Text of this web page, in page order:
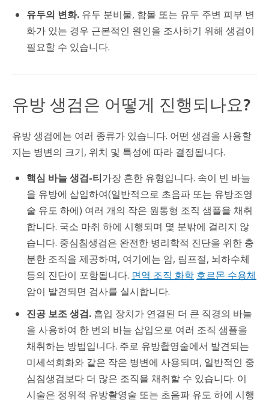
유두의 변화. 유두 분비물, 함몰 또는 유두 주변 피부 변
화가 있는 경우 근본적인 원인을 조사하기 위해 생검이
필요할 수 있습니다.
유방 생검은 어떻게 진행되나요?
유방 생검에는 여러 종류가 있습니다. 어떤 생검을 사용할
지는 병변의 크기, 위치 및 특성에 따라 결정됩니다.
핵심 바늘 생검-티가장 흔한 유형입니다. 속이 빈 바늘
을 유방에 삽입하여(일반적으로 초음파 또는 유방조영
술 유도 하에) 여러 개의 작은 원통형 조직 샘플을 채취
합니다. 국소 마취 하에 시행되며 몇 분밖에 걸리지 않
습니다. 중심침생검은 완전한 병리학적 진단을 위한 충
분한 조직을 제공하며, 여기에는 암, 림프절, 뇌하수체
등의 진단이 포함됩니다. 면역 조직 화학 호르몬 수용체
암이 발견되면 검사를 실시합니다.
진공 보조 생검. 흡입 장치가 연결된 더 큰 직경의 바늘
을 사용하여 한 번의 바늘 삽입으로 여러 조직 샘플을
채취하는 방법입니다. 주로 유방촬영술에서 발견되는
미세석회화와 같은 작은 병변에 사용되며, 일반적인 중
심침생검보다 더 많은 조직을 채취할 수 있습니다. 이
시술은 정위적 유방촬영술 또는 초음파 유도 하에 시행